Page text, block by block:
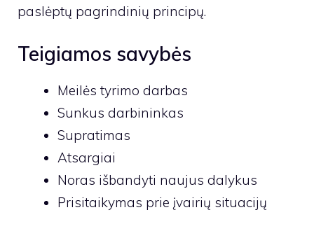
paslėptų pagrindinių principų.
Teigiamos savybės
Meilės tyrimo darbas
Sunkus darbininkas
Supratimas
Atsargiai
Noras išbandyti naujus dalykus
Prisitaikymas prie įvairių situacijų